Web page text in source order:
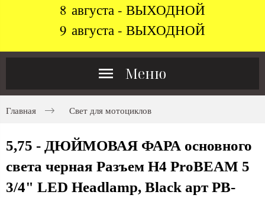
8 августа - ВЫХОДНОЙ
9 августа - ВЫХОДНОЙ
Меню
Главная Свет для мотоциклов
5,75 - ДЮЙМОВАЯ ФАРА основного
света черная Разъем H4 ProBEAM 5
3/4" LED Headlamp, Black арт PB-